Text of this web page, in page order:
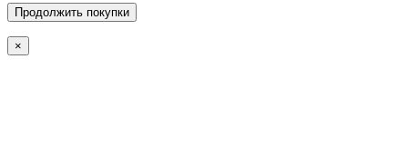
Продолжить покупки
×